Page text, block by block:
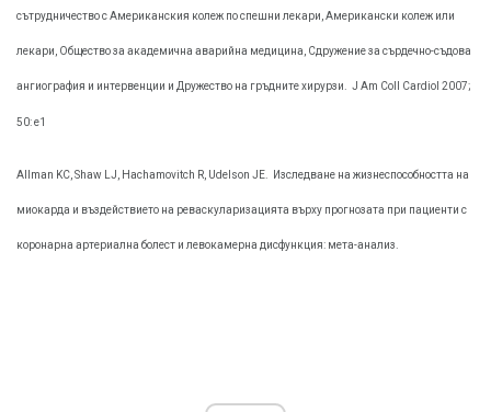
сътрудничество с Американския колеж по спешни лекари, Американски колеж или
лекари, Общество за академична аварийна медицина, Сдружение за сърдечно-съдова
ангиография и интервенции и Дружество на гръдните хирурзи. J Am Coll Cardiol 2007;
50: е1
Allman KC, Shaw LJ, Hachamovitch R, Udelson JE. Изследване на жизнеспособността на
миокарда и въздействието на реваскуларизацията върху прогнозата при пациенти с
коронарна артериална болест и левокамерна дисфункция: мета-анализ.